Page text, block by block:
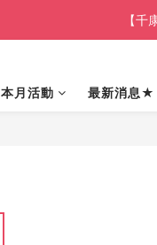
【
本月活動 最新消息★